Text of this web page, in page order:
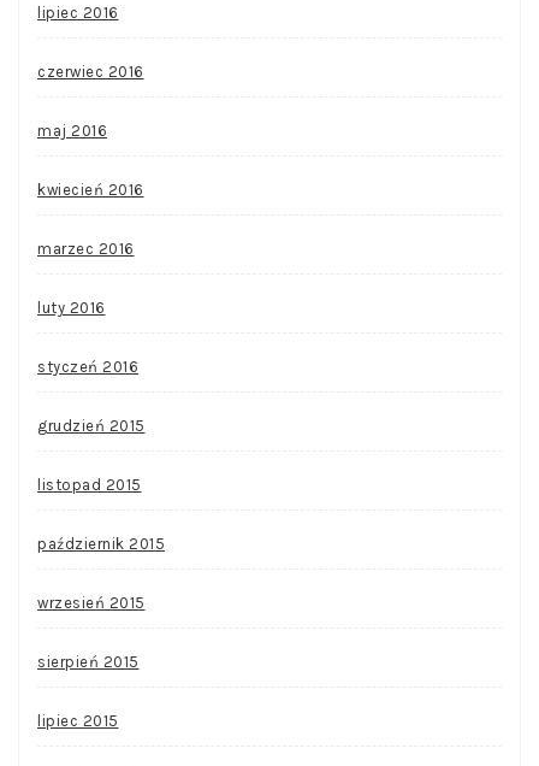
lipiec 2016
czerwiec 2016
maj 2016
kwiecień 2016
marzec 2016
luty 2016
styczeń 2016
grudzień 2015
listopad 2015
październik 2015
wrzesień 2015
sierpień 2015
lipiec 2015